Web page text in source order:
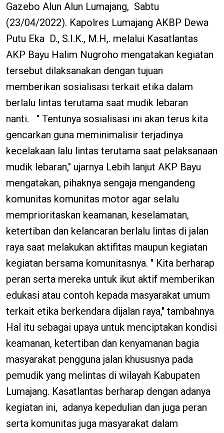
Gazebo Alun Alun Lumajang, Sabtu
(23/04/2022). Kapolres Lumajang AKBP Dewa
Putu Eka D., S.I.K., M.H,. melalui Kasatlantas
AKP Bayu Halim Nugroho mengatakan kegiatan
tersebut dilaksanakan dengan tujuan
memberikan sosialisasi terkait etika dalam
berlalu lintas terutama saat mudik lebaran
nanti. " Tentunya sosialisasi ini akan terus kita
gencarkan guna meminimalisir terjadinya
kecelakaan lalu lintas terutama saat pelaksanaan
mudik lebaran," ujarnya Lebih lanjut AKP Bayu
mengatakan, pihaknya sengaja mengandeng
komunitas komunitas motor agar selalu
memprioritaskan keamanan, keselamatan,
ketertiban dan kelancaran berlalu lintas di jalan
raya saat melakukan aktifitas maupun kegiatan
kegiatan bersama komunitasnya. " Kita berharap
peran serta mereka untuk ikut aktif memberikan
edukasi atau contoh kepada masyarakat umum
terkait etika berkendara dijalan raya," tambahnya
Hal itu sebagai upaya untuk menciptakan kondisi
keamanan, ketertiban dan kenyamanan bagia
masyarakat pengguna jalan khususnya pada
pemudik yang melintas di wilayah Kabupaten
Lumajang. Kasatlantas berharap dengan adanya
kegiatan ini, adanya kepedulian dan juga peran
serta komunitas juga masyarakat dalam